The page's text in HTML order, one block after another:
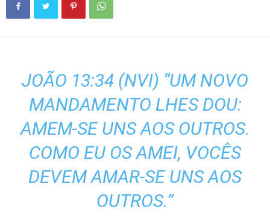
JOÃO 13:34 (NVI) “UM NOVO
MANDAMENTO LHES DOU:
AMEM-SE UNS AOS OUTROS.
COMO EU OS AMEI, VOCÊS
DEVEM AMAR-SE UNS AOS
OUTROS.”